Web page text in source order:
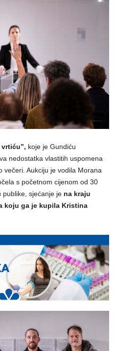
koje je Gundiću
nedostatka vlastitih uspomena
večeri. Aukciju je vodila Morana
s početnom cijenom od 30
publike, sjećanje je na kraju
koju ga je kupila Kristina